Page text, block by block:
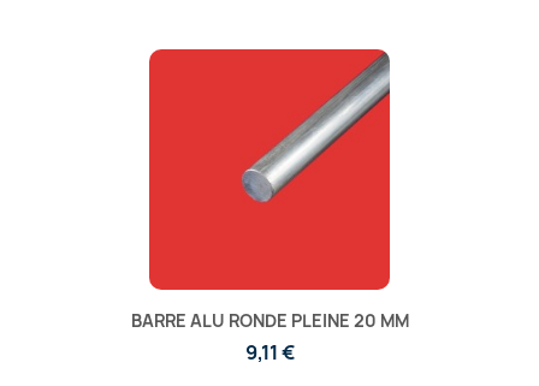
BARRE ALU RONDE PLEINE 20 MM
9,11 €